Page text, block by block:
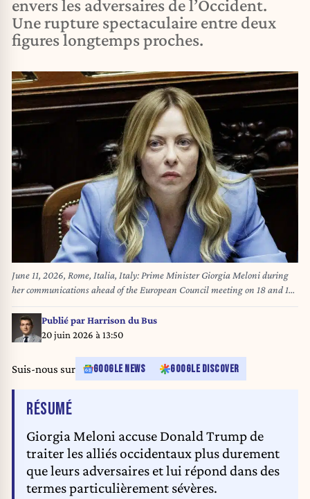
envers les adversaires de l’Occident.
Une rupture spectaculaire entre deux
figures longtemps proches.
June 11, 2026, Rome, Italia, Italy: Prime Minister Giorgia Meloni during
her communications ahead of the European Council meeting on 18 and 19
June, Rome, 11/06/2026 (Credit Image: © Francesco Fotia/AGF via ZUMA
Press)
Publié parHarrison du Bus
20 juin 2026 à 13:50
Suis-nous sur GOOGLE NEWS GOOGLE DISCOVER
RÉSUMÉDE L'ARTICLE
Giorgia Meloni accuse Donald Trump de
traiter les alliés occidentaux plus durement
que leurs adversaires et lui répond dans des
termes particulièrement sévères.